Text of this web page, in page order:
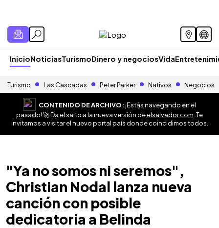
InicioNoticiasTurismoDinero y negociosVida
Turismo Las Cascadas Peter Parker Nativos Negocios
CONTENIDO DE ARCHIVO:¡Estás navegando en el
pasado! 🚀 Da el salto a la nueva versión deelsalvador.com . Te
invitamos a visitar el nuevo portal país donde coincidimos todos.
"Ya no somos ni seremos",
Christian Nodal lanza nueva
canción con posible
dedicatoria a Belinda